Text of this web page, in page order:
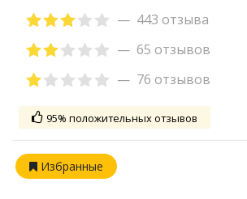
443 отзыва
65 отзывов
76 отзывов
95% положительных отзывов
Избранные